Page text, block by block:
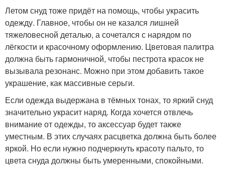
Летом снуд тоже придёт на помощь, чтобы украсить
одежду. Главное, чтобы он не казался лишней
тяжеловесной деталью, а сочетался с нарядом по
лёгкости и красочному оформлению. Цветовая палитра
должна быть гармоничной, чтобы пестрота красок не
вызывала резонанс. Можно при этом добавить такое
украшение, как массивные серьги.
Если одежда выдержана в тёмных тонах, то яркий снуд
значительно украсит наряд. Когда хочется отвлечь
внимание от одежды, то аксессуар будет также
уместным. В этих случаях расцветка должна быть более
яркой. Но если нужно подчеркнуть красоту пальто, то
цвета снуда должны быть умеренными, спокойными.